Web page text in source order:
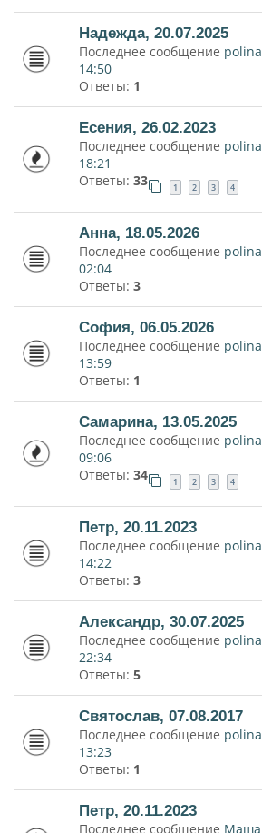
Надежда, 20.07.2025
Последнее сообщение polina
14:50
Ответы: 1
Есения, 26.02.2023
Последнее сообщение polina
18:21
Ответы: 33 1 2 3 4
Анна, 18.05.2026
Последнее сообщение polina
02:04
Ответы: 3
София, 06.05.2026
Последнее сообщение polina
13:59
Ответы: 1
Самарина, 13.05.2025
Последнее сообщение polina
09:06
Ответы: 34 1 2 3 4
Петр, 20.11.2023
Последнее сообщение polina
14:22
Ответы: 3
Александр, 30.07.2025
Последнее сообщение polina
22:34
Ответы: 5
Святослав, 07.08.2017
Последнее сообщение polina
13:23
Ответы: 1
Петр, 20.11.2023
Последнее сообщение Маша